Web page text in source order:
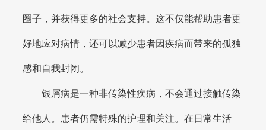
圈子，并获得更多的社会支持。这不仅能帮助患者更
好地应对病情，还可以减少患者因疾病而带来的孤独
感和自我封闭。
银屑病是一种非传染性疾病，不会通过接触传染
给他人。患者仍需特殊的护理和关注。在日常生活